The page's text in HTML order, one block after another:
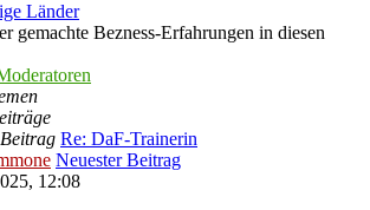
Länder
gemachte Bezness-Erfahrungen in diesen
Re: DaF-Trainerin
Neuester Beitrag
12:08